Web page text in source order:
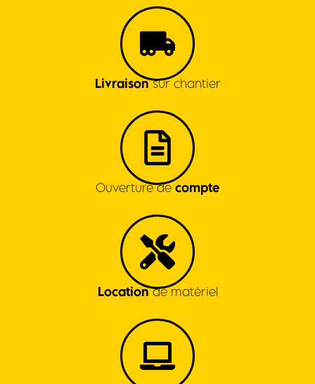
Livraisonsur chantier
Ouverture de compte
Locationde matériel